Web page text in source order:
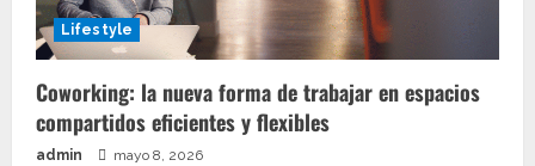
Lifestyle
Coworking: la nueva forma de trabajar en espacios
compartidos eficientes y flexibles
admin mayo 8, 2026